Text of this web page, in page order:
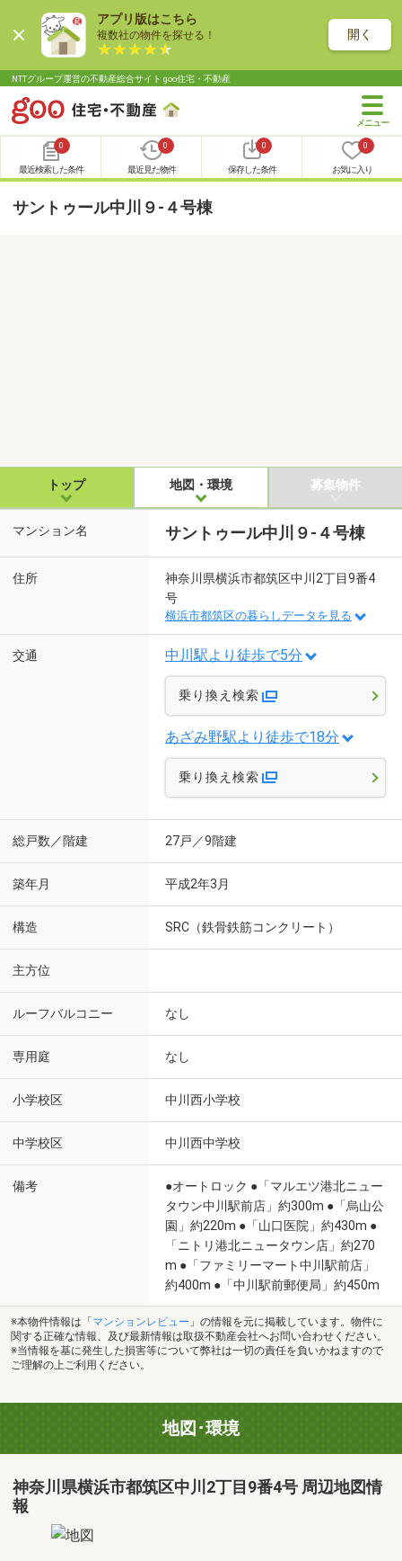
アプリ版はこちら
複数社の物件を探せる！ 開く
NTTグループ運営の不動産総合サイト goo住宅・不動産
0
最近検索した条件
0
最近見た物件
0
保存した条件
0
お気に入り
サントゥール中川９-４号棟
トップ 地図・環境 募集物件
マンション名 サントゥール中川９-４号棟
住所
神奈川県横浜市都筑区中川2丁目9番4
号
横浜市都筑区の暮らしデータを見る
交通 中川駅より徒歩で5分
乗り換え検索
あざみ野駅より徒歩で18分
乗り換え検索
総戸数／階建 27戸／9階建
築年月 平成2年3月
構造 SRC（鉄骨鉄筋コンクリート）
主方位
ルーフバルコニー なし
専用庭 なし
小学校区 中川西小学校
中学校区 中川西中学校
備考
●オートロック ●「マルエツ港北ニュー
タウン中川駅前店」約300m ●「烏山公
園」約220m ●「山口医院」約430m ●
「ニトリ港北ニュータウン店」約270
m ●「ファミリーマート中川駅前店」
約400m ●「中川駅前郵便局」約450m
※本物件情報は「 マンションレビュー 」の情報を元に掲載しています。物件に
関する正確な情報、及び最新情報は取扱不動産会社へお問い合わせください。
※当情報を基に発生した損害等について弊社は一切の責任を負いかねますので
ご理解の上ご利用ください。
地図･環境
神奈川県横浜市都筑区中川2丁目9番4号 周辺地図情
報